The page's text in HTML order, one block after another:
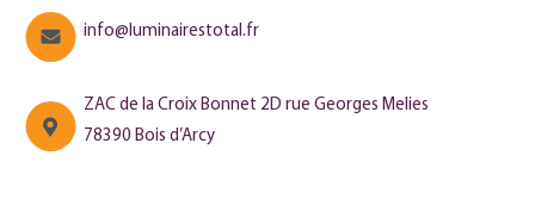
info@luminairestotal.fr
ZAC de la Croix Bonnet 2D rue Georges Melies
78390 Bois d’Arcy